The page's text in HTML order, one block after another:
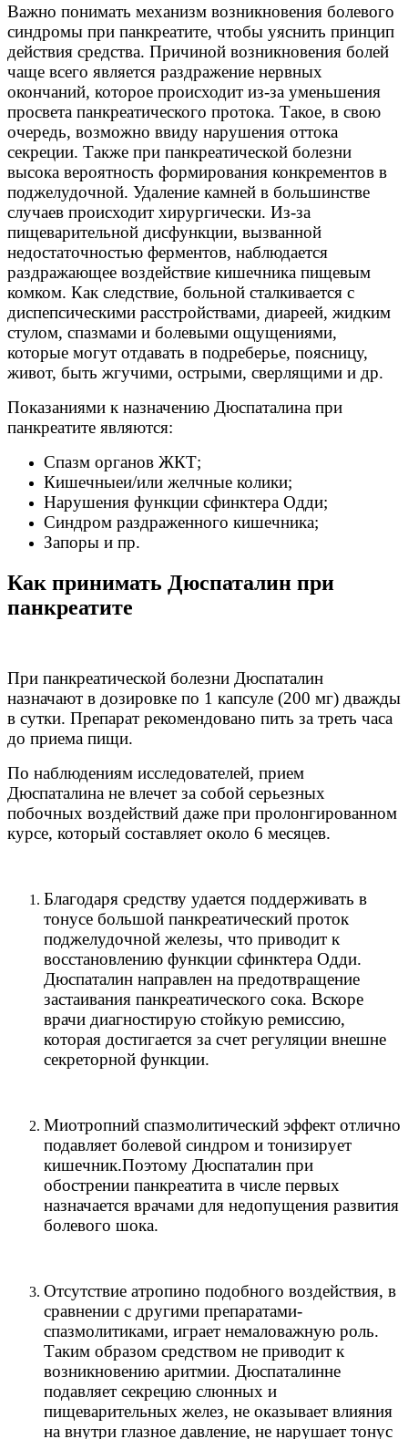
Важно понимать механизм возникновения болевого
синдромы при панкреатите, чтобы уяснить принцип
действия средства. Причиной возникновения болей
чаще всего является раздражение нервных
окончаний, которое происходит из-за уменьшения
просвета панкреатического протока. Такое, в свою
очередь, возможно ввиду нарушения оттока
секреции. Также при панкреатической болезни
высока вероятность формирования конкрементов в
поджелудочной. Удаление камней в большинстве
случаев происходит хирургически. Из-за
пищеварительной дисфункции, вызванной
недостаточностью ферментов, наблюдается
раздражающее воздействие кишечника пищевым
комком. Как следствие, больной сталкивается с
диспепсическими расстройствами, диареей, жидким
стулом, спазмами и болевыми ощущениями,
которые могут отдавать в подреберье, поясницу,
живот, быть жгучими, острыми, сверлящими и др.
Показаниями к назначению Дюспаталина при
панкреатите являются:
Спазм органов ЖКТ;
Кишечныеи/или желчные колики;
Нарушения функции сфинктера Одди;
Синдром раздраженного кишечника;
Запоры и пр.
Как принимать Дюспаталин при
панкреатите
При панкреатической болезни Дюспаталин
назначают в дозировке по 1 капсуле (200 мг) дважды
в сутки. Препарат рекомендовано пить за треть часа
до приема пищи.
По наблюдениям исследователей, прием
Дюспаталина не влечет за собой серьезных
побочных воздействий даже при пролонгированном
курсе, который составляет около 6 месяцев.
Благодаря средству удается поддерживать в
тонусе большой панкреатический проток
поджелудочной железы, что приводит к
восстановлению функции сфинктера Одди.
Дюспаталин направлен на предотвращение
застаивания панкреатического сока. Вскоре
врачи диагностирую стойкую ремиссию,
которая достигается за счет регуляции внешне
секреторной функции.
Миотропний спазмолитический эффект отлично
подавляет болевой синдром и тонизирует
кишечник.Поэтому Дюспаталин при
обострении панкреатита в числе первых
назначается врачами для недопущения развития
болевого шока.
Отсутствие атропино подобного воздействия, в
сравнении с другими препаратами-
спазмолитиками, играет немаловажную роль.
Таким образом средством не приводит к
возникновению аритмии. Дюспаталинне
подавляет секрецию слюнных и
пищеварительных желез, не оказывает влияния
на внутри глазное давление, не нарушает тонус